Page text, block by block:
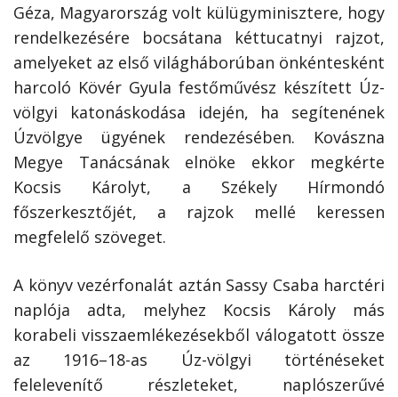
Géza, Magyarország volt külügyminisztere, hogy
rendelkezésére bocsátana kéttucatnyi rajzot,
amelyeket az első világháborúban önkéntesként
harcoló Kövér Gyula festőművész készített Úz-
völgyi katonáskodása idején, ha segítenének
Úzvölgye ügyének rendezésében. Kovászna
Megye Tanácsának elnöke ekkor megkérte
Kocsis Károlyt, a Székely Hírmondó
főszerkesztőjét, a rajzok mellé keressen
megfelelő szöveget.
A könyv vezérfonalát aztán Sassy Csaba harctéri
naplója adta, melyhez Kocsis Károly más
korabeli visszaemlékezésekből válogatott össze
az 1916–18-as Úz-völgyi történéseket
felelevenítő részleteket, naplószerűvé